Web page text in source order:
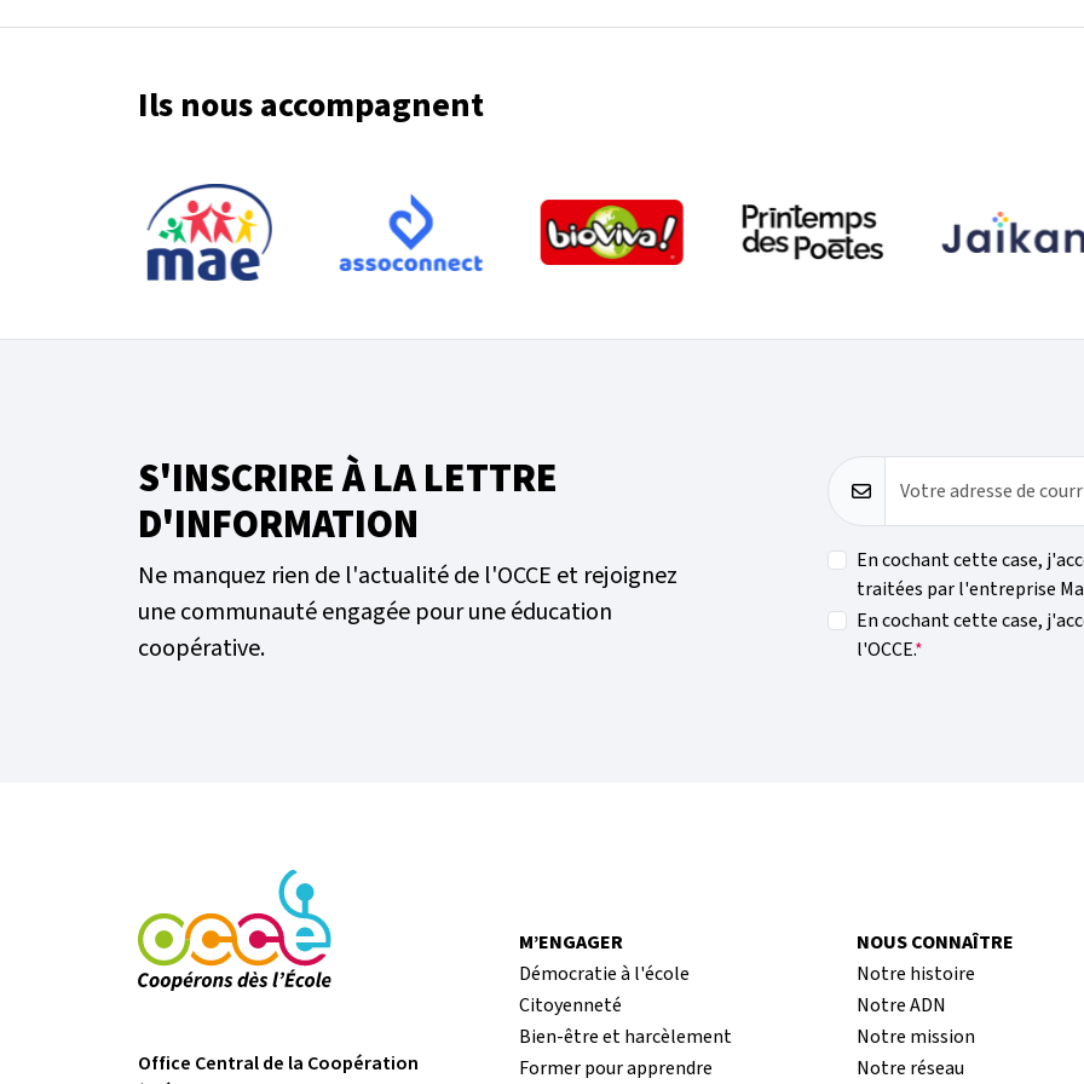
Ils nous accompagnent
S'INSCRIRE À LA LETTRE
D'INFORMATION
Ne manquez rien de l'actualité de l'OCCE et rejoignez
une communauté engagée pour une éducation
coopérative.
Votre adresse de
En cochant cette case,
traitées par l'entreprise
En cochant cette case,
l'OCCE.
Office Central de la Coopération
M’ENGAGER
Démocratie à l'école
Citoyenneté
Bien-être et harcèlement
Former pour apprendre
NOUS CONNAÎTRE
Notre histoire
Notre ADN
Notre mission
Notre réseau